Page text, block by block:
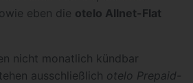
eben die otelo Allnet-Flat
nicht monatlich kündbar
ausschließlich otelo Prepaid-